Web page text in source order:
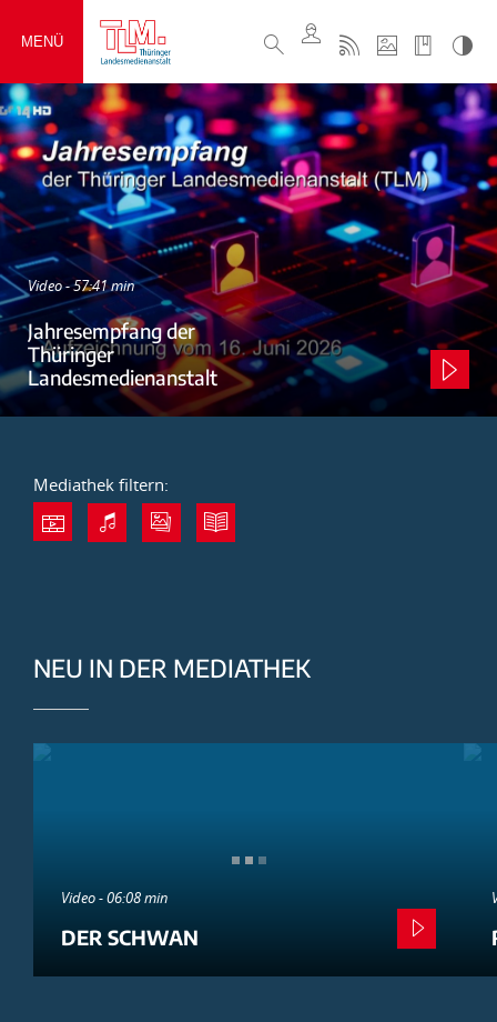
MENÜ
Video - 57:41 min
Jahresempfang der
Thüringer
Landesmedienanstalt
Mediathek filtern:
NEU IN DER MEDIATHEK
Video - 06:08 min
DER SCHWAN